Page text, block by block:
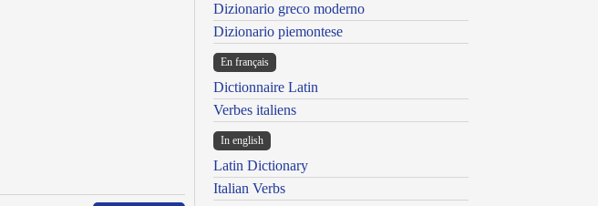
Dizionario greco moderno
Dizionario piemontese
En français
Dictionnaire Latin
Verbes italiens
In english
Latin Dictionary
Italian Verbs